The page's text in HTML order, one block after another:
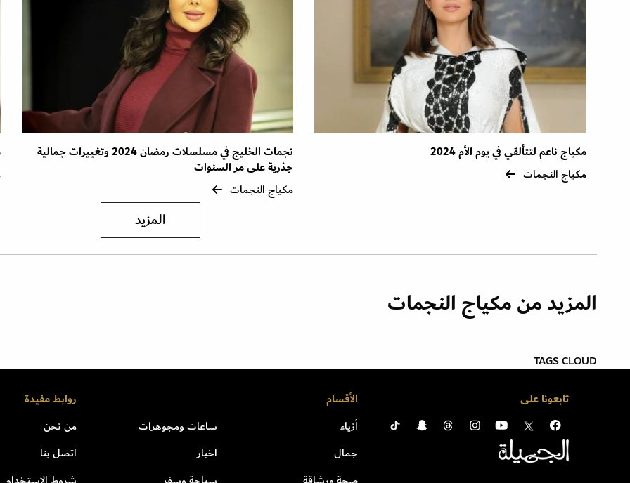
مكياج ناعم لتتألقي في يوم الأم 2024
مكياج النجمات
نجمات الخليج في مسلسلات رمضان 2024 وتغييرات جمالية
جذرية على مر السنوات
مكياج النجمات
المزيد
المزيد من مكياج النجمات
TAGS CLOUD
تابعونا على الأقسام
أزياء
جمال
ساعات ومجوهرات
اخبار
روابط مفيدة
من نحن
اتصل بنا